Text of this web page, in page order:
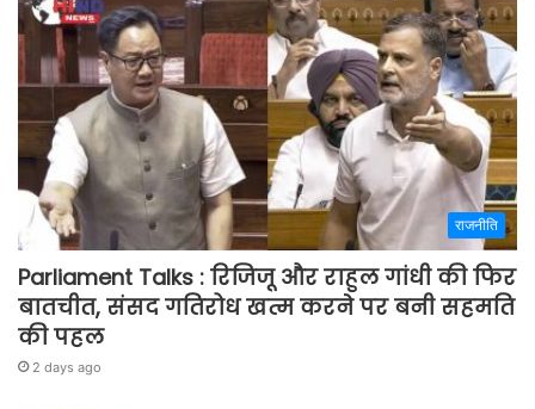
राजनीति
Parliament Talks : रिजिजू और राहुल गांधी की फिर
बातचीत, संसद गतिरोध खत्म करने पर बनी सहमति
की पहल
2 days ago